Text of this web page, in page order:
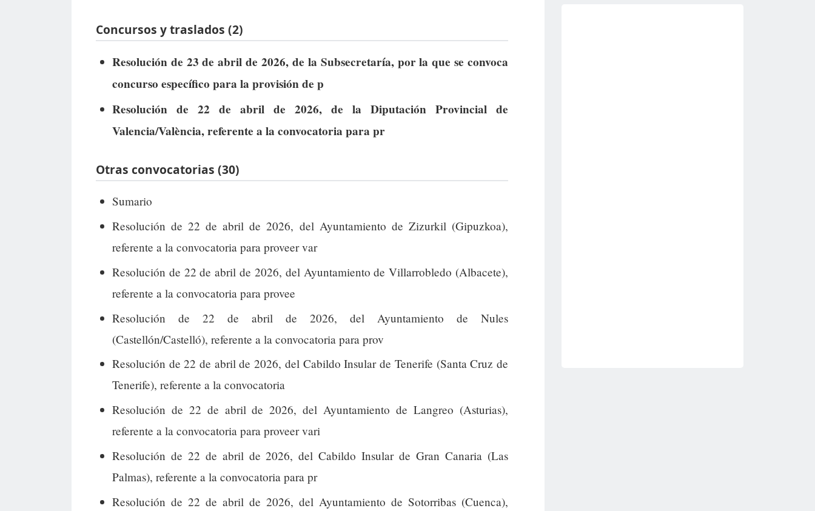
Concursos y traslados (2)
Resolución de 23 de abril de 2026, de la Subsecretaría, por la que se convoca
concurso específico para la provisión de p
Resolución de 22 de abril de 2026, de la Diputación Provincial de
Valencia/València, referente a la convocatoria para pr
Otras convocatorias (30)
Sumario
Resolución de 22 de abril de 2026, del Ayuntamiento de Zizurkil (Gipuzkoa),
referente a la convocatoria para proveer var
Resolución de 22 de abril de 2026, del Ayuntamiento de Villarrobledo (Albacete),
referente a la convocatoria para provee
Resolución de 22 de abril de 2026, del Ayuntamiento de Nules
(Castellón/Castelló), referente a la convocatoria para prov
Resolución de 22 de abril de 2026, del Cabildo Insular de Tenerife (Santa Cruz de
Tenerife), referente a la convocatoria
Resolución de 22 de abril de 2026, del Ayuntamiento de Langreo (Asturias),
referente a la convocatoria para proveer vari
Resolución de 22 de abril de 2026, del Cabildo Insular de Gran Canaria (Las
Palmas), referente a la convocatoria para pr
Resolución de 22 de abril de 2026, del Ayuntamiento de Sotorribas (Cuenca),